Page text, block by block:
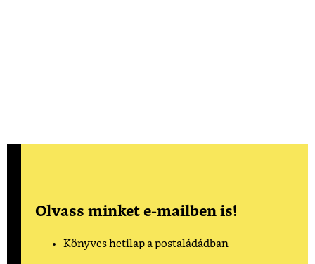
Olvass minket e-mailben is!
Könyves hetilap a postaládádban